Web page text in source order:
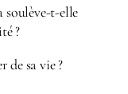
soulève-t-elle
?
de sa vie ?